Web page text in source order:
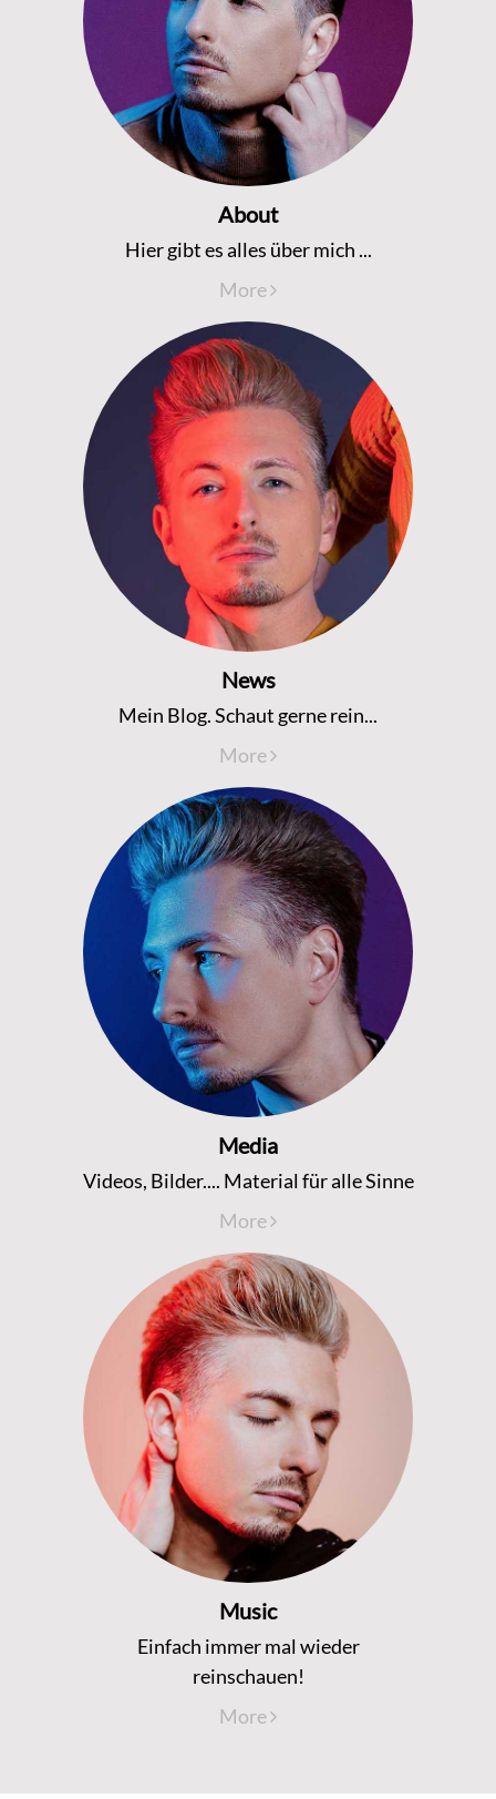
About
Hier gibt es alles über mich ...
More
News
Mein Blog. Schaut gerne rein...
More
Media
Videos, Bilder.... Material für alle Sinne
More
Music
Einfach immer mal wieder
reinschauen!
More